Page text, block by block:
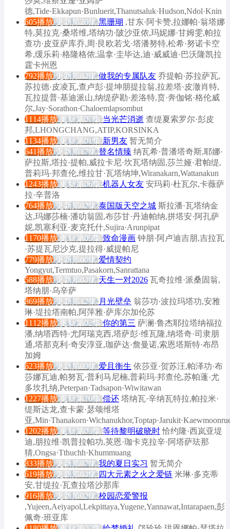
德,Tide·Ekkapun·Bunluerit,Thanutsaluk·Hudson,Ndol·Knin
605播放 更新第26集 黑珊瑚 ,甘东·阿卡赞,拉娜帕·翁塔娜
特,莫拉克·桑塔维,塔纳功·陂沙亚侬,玛妮娜·甘姆雯,帕拉
查功·皮亚萨库乔,周·艮欧若戈·塔潘努特,松希·努诺卡空
希,缓乐莉·格隆格侬,温拿·圭毕达,迪·威威迪·巴沃隆凯拉
霆卡州恩
792播放 更新第04集 做我的专属队友 乔提帕·苏拉萨瓦,
苏拉德·皮凌瓦,查卢彭·提坤朋提拉翁,拉差塔·皮澈肖特,
瓦拉提普·基迪派山,纳缇萨勘·差洛特,贲·奔伽铭·格伦威
尔,Jay·Sorathon·Chaloemlapsombut
1114播放 更新第07集 当光芒消逝 查缇夏索罗尔·彭皮
邦,LHONGCHANG,ATIP,KORSINKA
1134播放 更新第01集 新男友 暂无简介
641播放 更新第17集 替名情臻 纳瓦希·普潘塔奇斯,耶娜·
萨拉斯,塔拉·提帕,威拉卡尼·坎瓦塔纳固,莎兰娅·君帕缇,
普莉玛·邦查伦,维拉甘·瓦塔纳坤,Wiranakarn,Wattanakun
1243播放 更新第06集 机器人女友 安玛莉·杜瓦尔,卡薇萨
拉·辛普洛
764播放 更新第02集 泰国版天空之城 斯拉潘·瓦塔纳金
达,玛娜莎楠·潘叻翁固,布莎甘·丹迪帕纳,拼塔安·阿孔萨
妮,凯塞利亚·麦克托什,Sujira·Arunpipat
1170播放 更新第05集 致命漫画 钟朋·阿卢迪吉朋,吉拉瓦
·苏提瓦尼沙克,提拉得·威提帕尼
779播放 更新第06集 爱情契约
Yongyut,Termtuo,Pasakorn,Sanrattana
588播放 更新第04集 天生一对2026 瓦奇拉维·派桑固翁,
塔纳朋·乌辛萨
869播放 更新第12集 月光壁垒 翁莎功·波拉玛塔功,安雅
琳·堤拉塔南帕,阿萍雅·萨库尔加伦苏
1112播放 更新第02集 你的第三 萨澜·鲁杰耶拉塔纳福拉
潘,纳塔西特·尤阿瑞克西,塔萨彭·维瓦隆,纳塔奇·司隶朋
通,塔那克利·奇安淳亚,珈萨达·詹曼诺,索恩塔斯特·布昂
加姆
623播放 更新第09集 爱且衡生 依莎亚·贺苏汪,帕泽功·布
莎娜瓦迪,帕努瓦·普利马尼楠,普莉玛·邦查伦,苏帕蓬·尤
多坎扎纳,Peterpan·Tadsapon·Wiwitawan
1227播放 更新第10集 偿还 塔纳瓦·辛纳瓦特拉,帕拉米·
缇斯达龙,查卡蒙·瑟颂维塔
亚
1202播放 更新第03集 等待黎明破晓时 恰约隆·西岚亚堤
迪,朋拉维·凯普拉帕功,英恩·珈卡克拉辛·阿塔萨珐那
猜,Ongsa·Tthuchh·Khummuang
833播放 更新第07集 我的夏日实习 暂无简介
619播放 更新第04集 四大元素之火之爱链 米琳·多克蒂
安,甘缇拉·瓦查拉塔沙那库
916播放 更新第02集 校园恋爱警报
,Yujeen,Aeiyapol,Lekpittaya,Yugene,Yannawat,Intarapaen,彭
佩奇·班亚库